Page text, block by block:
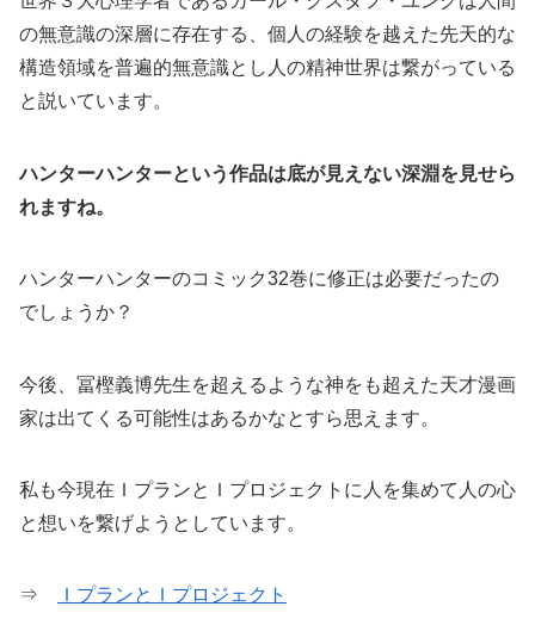
の無意識の深層に存在する、個人の経験を越えた先天的な
構造領域を普遍的無意識とし人の精神世界は繋がっている
と説いています。
ハンターハンターという作品は底が見えない深淵を見せら
れますね。
ハンターハンターのコミック32巻に修正は必要だったの
でしょうか？
今後、冨樫義博先生を超えるような神をも超えた天才漫画
家は出てくる可能性はあるかなとすら思えます。
私も今現在ＩプランとＩプロジェクトに人を集めて人の心
と想いを繋げようとしています。
⇒ ＩプランとＩプロジェクト